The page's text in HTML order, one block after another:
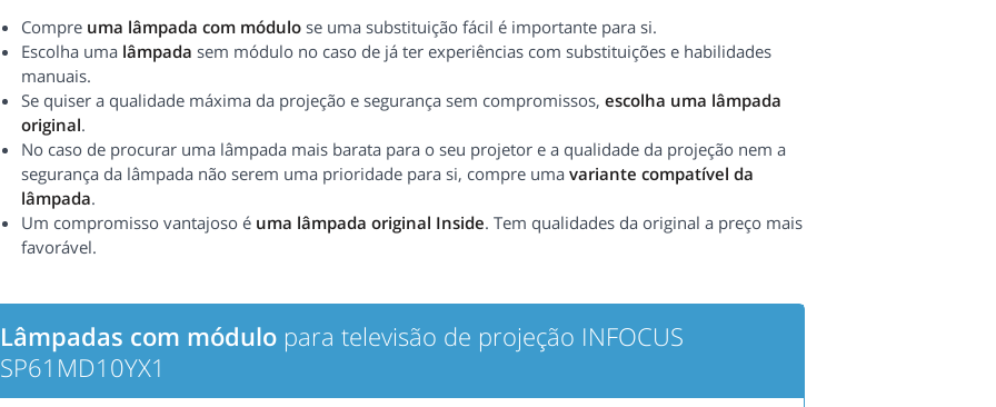
Compre uma lâmpada com módulo se uma substituição fácil é importante para si.
Escolha uma lâmpada sem módulo no caso de já ter experiências com substituições e habilidades
manuais.
Se quiser a qualidade máxima da projeção e segurança sem compromissos, escolha uma lâmpada
original.
No caso de procurar uma lâmpada mais barata para o seu projetor e a qualidade da projeção nem a
segurança da lâmpada não serem uma prioridade para si, compre uma variante compatível da
lâmpada.
Um compromisso vantajoso é uma lâmpada original Inside. Tem qualidades da original a preço mais
favorável.
Lâmpadas com módulo para televisão de projeção INFOCUS
SP61MD10YX1